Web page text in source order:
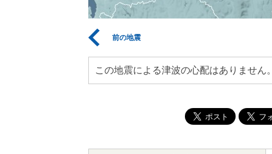
前の地震
この地震による津波の心配はありません。